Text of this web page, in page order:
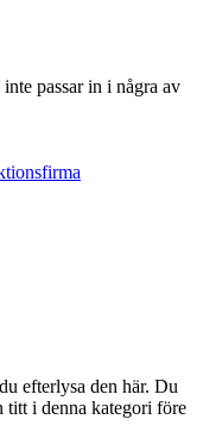
passar in i några av
efterlysa den här. Du
titt i denna kategori före